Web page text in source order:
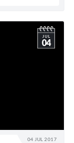
04 JUL 2017
JUL
04